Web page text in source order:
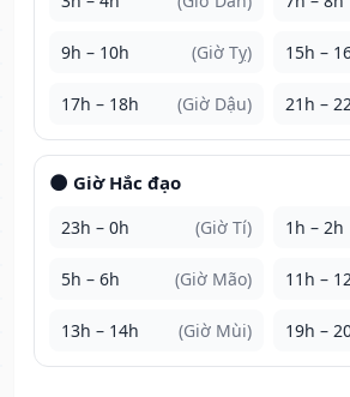
9h – 10h (Giờ Tỵ) 15h –
17h – 18h (Giờ Dậu) 21h –
🌑 Giờ Hắc đạo
23h – 0h (Giờ Tí) 1h – 2h
5h – 6h (Giờ Mão) 11h –
13h – 14h (Giờ Mùi) 19h –